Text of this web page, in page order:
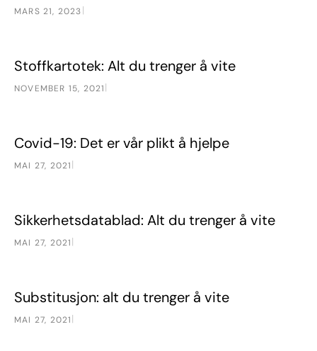
MARS 21, 2023 |
Emner
Stoffkartotek: Alt du trenger å vite
NOVEMBER 15, 2021 |
Emner
Covid-19: Det er vår plikt å hjelpe
MAI 27, 2021 |
Emner
Sikkerhetsdatablad: Alt du trenger å vite
MAI 27, 2021 |
Emner
Substitusjon: alt du trenger å vite
MAI 27, 2021 |